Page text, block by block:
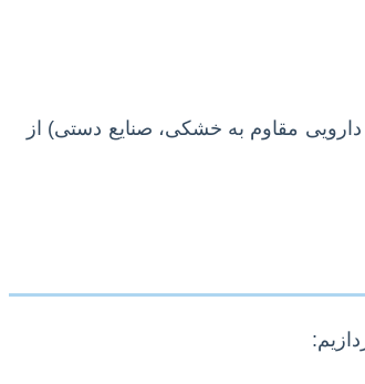
مقاوم به خشکی، صنایع دستی) از